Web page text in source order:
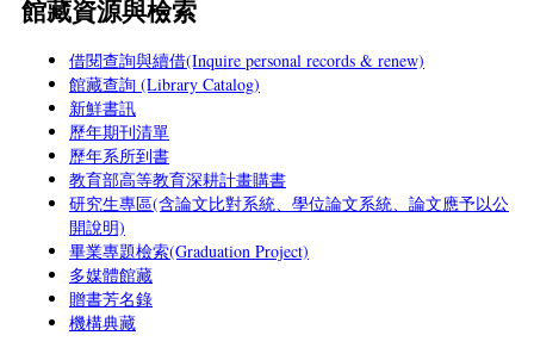
館藏資源與檢索
借閱查詢與續借(Inquire personal records & renew)
館藏查詢 (Library Catalog)
新鮮書訊
歷年期刊清單
歷年系所到書
教育部高等教育深耕計畫購書
研究生專區(含論文比對系統、學位論文系統、論文應予以公
開說明)
畢業專題檢索(Graduation Project)
多媒體館藏
贈書芳名錄
機構典藏